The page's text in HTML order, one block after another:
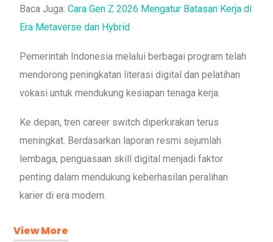
Baca Juga:Cara Gen Z 2026 Mengatur Batasan Kerja di
Era Metaverse dan Hybrid
Pemerintah Indonesia melalui berbagai program telah
mendorong peningkatan literasi digital dan pelatihan
vokasi untuk mendukung kesiapan tenaga kerja.
Ke depan, tren career switch diperkirakan terus
meningkat. Berdasarkan laporan resmi sejumlah
lembaga, penguasaan skill digital menjadi faktor
penting dalam mendukung keberhasilan peralihan
karier di era modern.
View More